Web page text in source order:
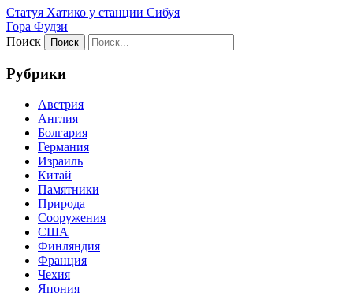
Статуя Хатико у станции Сибуя
Гора Фудзи
Поиск
Рубрики
Австрия
Англия
Болгария
Германия
Израиль
Китай
Памятники
Природа
Сооружения
США
Финляндия
Франция
Чехия
Япония